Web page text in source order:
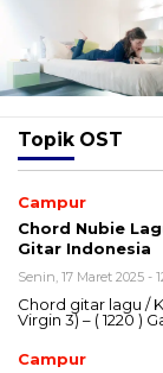
Topik OST
Campur
Chord Nubie
Gitar Indonesia
Senin, 17 Maret 2025 -
Chord gitar lagu /
Virgin 3) – ( 1220 )
Campur